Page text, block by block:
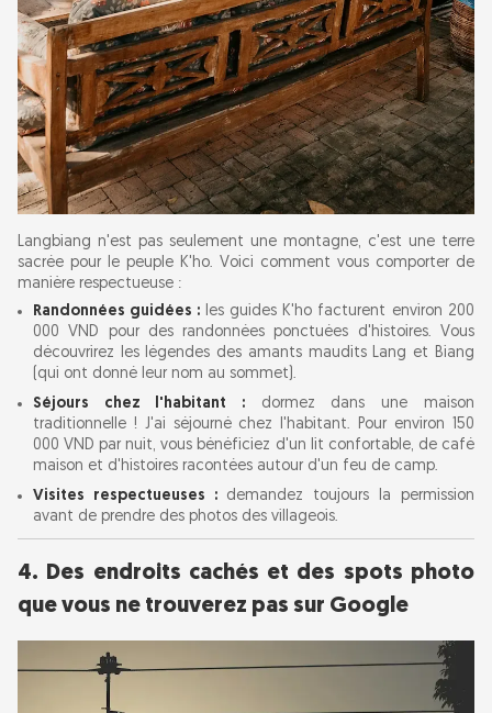
Langbiang n'est pas seulement une montagne, c'est une terre
sacrée pour le peuple K'ho. Voici comment vous comporter de
manière respectueuse :
Randonnées guidées : les guides K'ho facturent environ 200
000 VND pour des randonnées ponctuées d'histoires. Vous
découvrirez les légendes des amants maudits Lang et Biang
(qui ont donné leur nom au sommet).
Séjours chez l'habitant : dormez dans une maison
traditionnelle ! J'ai séjourné chez l'habitant. Pour environ 150
000 VND par nuit, vous bénéficiez d'un lit confortable, de café
maison et d'histoires racontées autour d'un feu de camp.
Visites respectueuses :demandez toujours la permission
avant de prendre des photos des villageois.
4. Des endroits cachés et des spots photo
que vous ne trouverez pas sur Google